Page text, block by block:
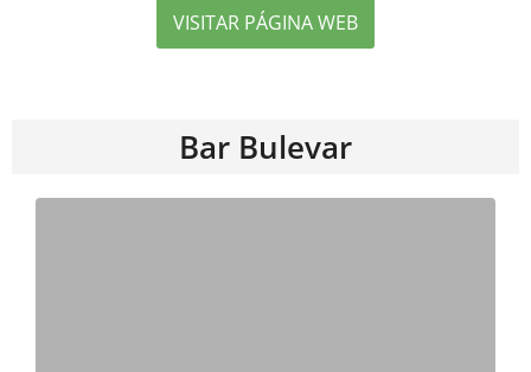
VISITAR PÁGINA WEB
Bar Bulevar